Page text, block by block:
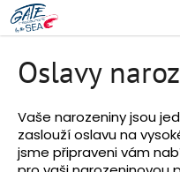
Přejít
na
Oslavy
Vaše narozeniny jsou
zaslouží oslavu na
jsme připraveni vám
K
o
o
p
o